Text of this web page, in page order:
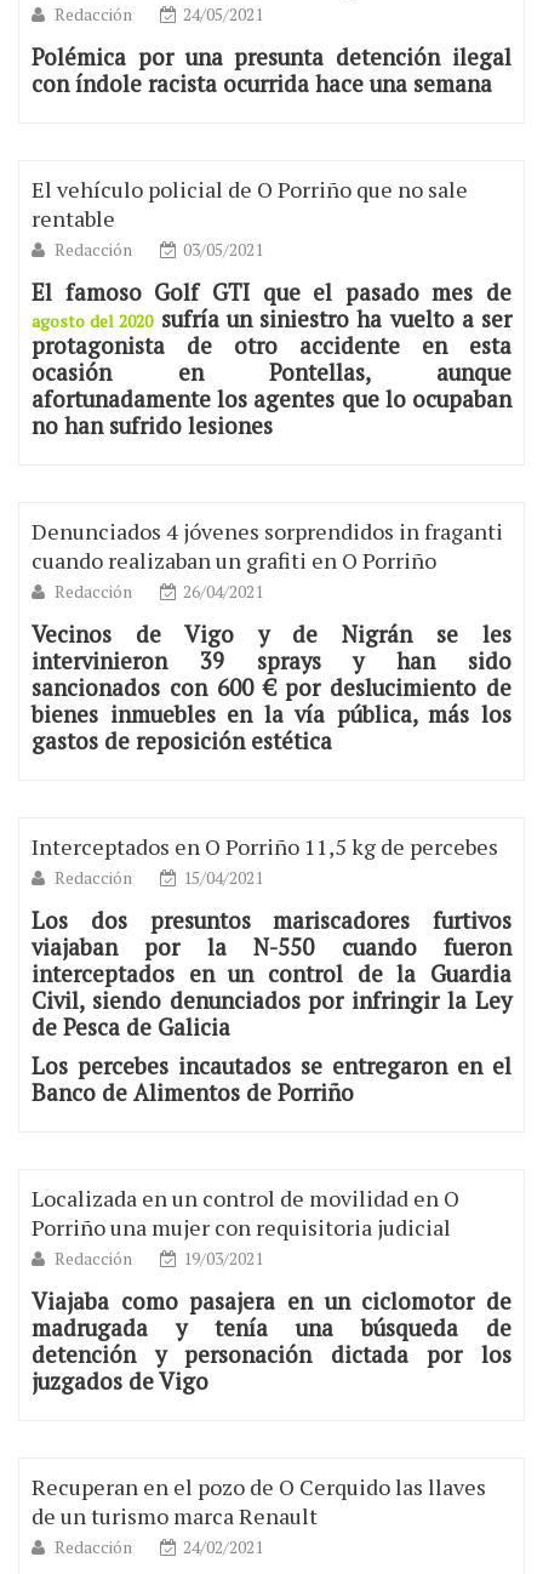
Redacción 24/05/2021
Polémica por una presunta detención ilegal
con índole racista ocurrida hace una semana
El vehículo policial de O Porriño que no sale
rentable
Redacción 03/05/2021
El famoso Golf GTI que el pasado mes de
agosto del 2020sufría un siniestro ha vuelto a ser
protagonista de otro accidente en esta
ocasión en Pontellas, aunque
afortunadamente los agentes que lo ocupaban
no han sufrido lesiones
Denunciados 4 jóvenes sorprendidos in fraganti
cuando realizaban un grafiti en O Porriño
Redacción 26/04/2021
Vecinos de Vigo y de Nigrán se les
intervinieron 39 sprays y han sido
sancionados con 600 € por deslucimiento de
bienes inmuebles en la vía pública, más los
gastos de reposición estética
Interceptados en O Porriño 11,5 kg de percebes
Redacción 15/04/2021
Los dos presuntos mariscadores furtivos
viajaban por la N-550 cuando fueron
interceptados en un control de la Guardia
Civil, siendo denunciados por infringir la Ley
de Pesca de Galicia
Los percebes incautados se entregaron en el
Banco de Alimentos de Porriño
Localizada en un control de movilidad en O
Porriño una mujer con requisitoria judicial
Redacción 19/03/2021
Viajaba como pasajera en un ciclomotor de
madrugada y tenía una búsqueda de
detención y personación dictada por los
juzgados de Vigo
Recuperan en el pozo de O Cerquido las llaves
de un turismo marca Renault
Redacción 24/02/2021